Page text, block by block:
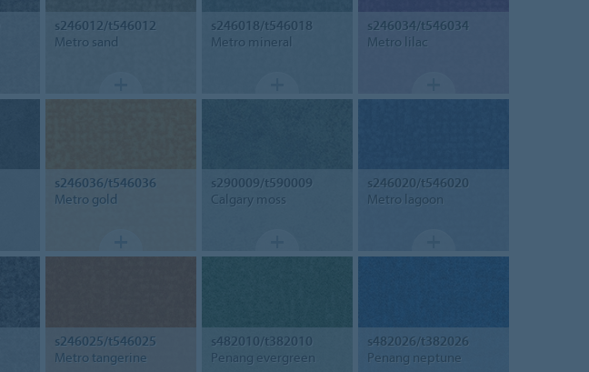
s246012/t546012
Metro sand
s246018/t546018
Metro mineral
s246034/t546034
Metro lilac
s246036/t546036
Metro gold
s290009/t590009
Calgary moss
s246020/t546020
Metro lagoon
s246025/t546025
Metro tangerine
s482010/t382010
Penang evergreen
s482026/t382026
Penang neptune